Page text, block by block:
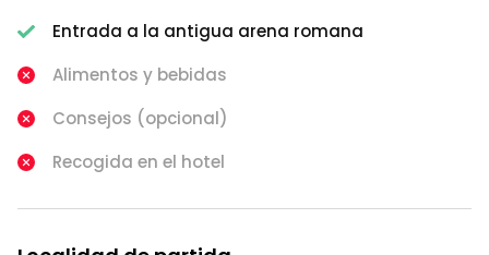
Entrada a la antigua arena romana
Alimentos y bebidas
Consejos (opcional)
Recogida en el hotel